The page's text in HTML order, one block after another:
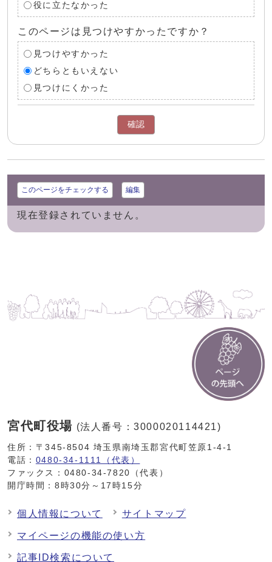
役に立たなかった
このページは見つけやすかったですか？
見つけやすかった
どちらともいえない
見つけにくかった
確認
このページをチェックする 編集
現在登録されていません。
宮代町役場 (法人番号：3000020114421)
住所：〒345-8504 埼玉県南埼玉郡宮代町笠原1-4-1
電話： 0480-34-1111（代表）
ファックス：0480-34-7820（代表）
開庁時間：8時30分～17時15分
個人情報について サイトマップ
マイページの機能の使い方
記事ID検索について